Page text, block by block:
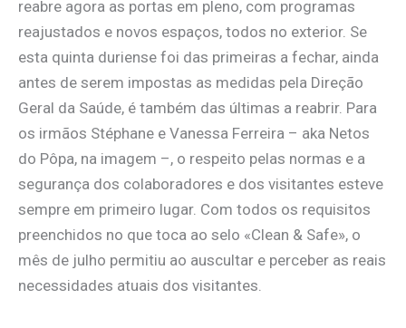
reabre agora as portas em pleno, com programas
reajustados e novos espaços, todos no exterior. Se
esta quinta duriense foi das primeiras a fechar, ainda
antes de serem impostas as medidas pela Direção
Geral da Saúde, é também das últimas a reabrir. Para
os irmãos Stéphane e Vanessa Ferreira – aka Netos
do Pôpa, na imagem –, o respeito pelas normas e a
segurança dos colaboradores e dos visitantes esteve
sempre em primeiro lugar. Com todos os requisitos
preenchidos no que toca ao selo «Clean & Safe», o
mês de julho permitiu ao auscultar e perceber as reais
necessidades atuais dos visitantes.